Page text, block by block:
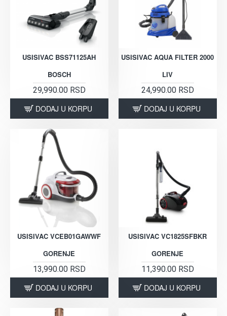
USISIVAC BSS71125AH
BOSCH
29,990.00 RSD
DODAJ U KORPU
USISIVAC AQUA FILTER 2000
LIV
24,990.00 RSD
DODAJ U KORPU
USISIVAC VCEB01GAWWF
GORENJE
13,990.00 RSD
DODAJ U KORPU
USISIVAC VC1825SFBKR
GORENJE
11,390.00 RSD
DODAJ U KORPU